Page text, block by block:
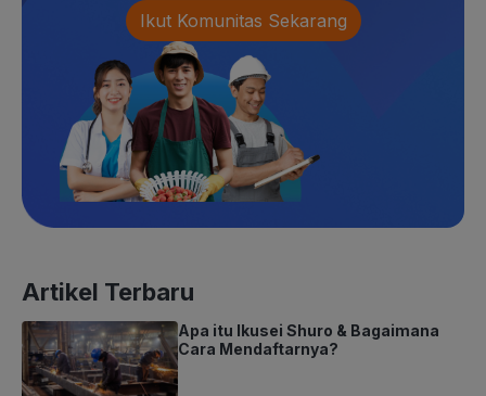
Ikut Komunitas Sekarang
Artikel Terbaru
Apa itu Ikusei Shuro & Bagaimana
Cara Mendaftarnya?